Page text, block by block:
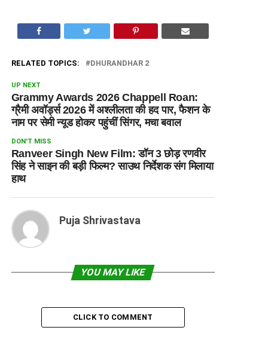
RELATED TOPICS: DHURANDHAR 2
UP NEXT
Grammy Awards 2026 Chappell Roan:
ग्रैमी अवॉर्ड्स 2026 में अश्लीलता की हद पार, फैशन के
नाम पर सेमी न्यूड होकर पहुंचीं सिंगर, मचा बवाल
DON'T MISS
Ranveer Singh New Film: डॉन 3 छोड़ रणवीर
सिंह ने साइन की बड़ी फिल्म? साउथ निर्देशक संग मिलाया
हाथ
Puja Shrivastava
YOU MAY LIKE
CLICK TO COMMENT